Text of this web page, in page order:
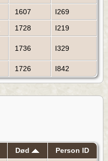
1607
I269
1728 I219
1736 I329
1726 I842
Død Person ID